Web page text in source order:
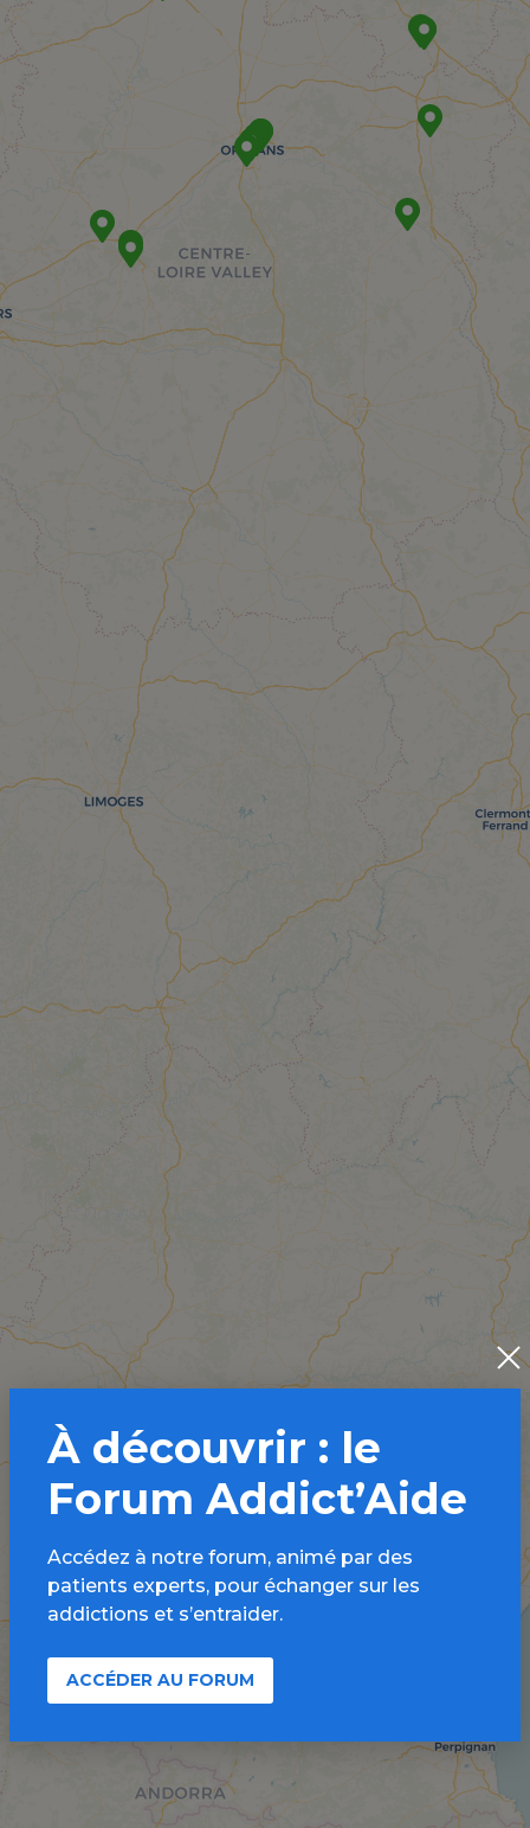
À découvrir : le
Forum Addict’Aide
Accédez à notre forum, animé par des
patients experts, pour échanger sur les
addictions et s’entraider.
ACCÉDER AU FORUM